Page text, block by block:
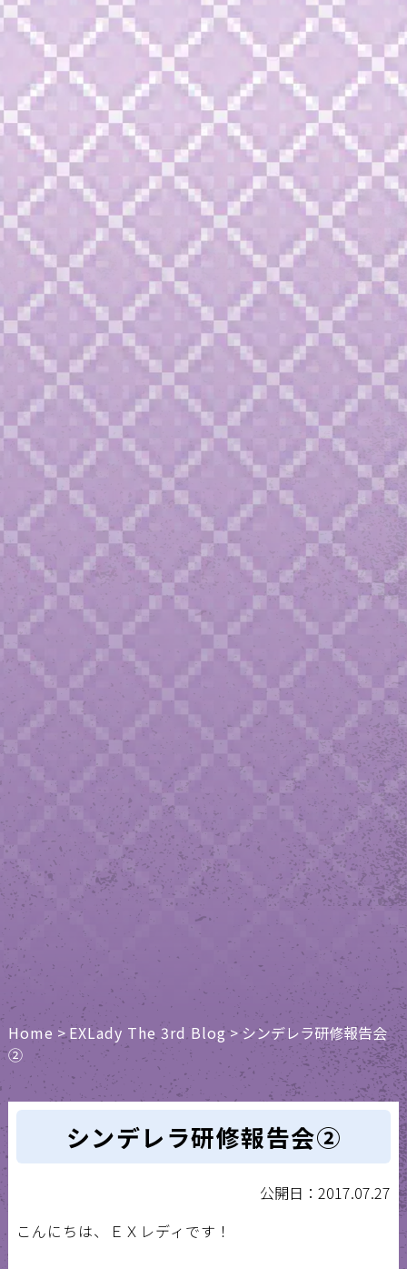
Home>EXLady The 3rd Blog>シンデレラ研修報告会
②
シンデレラ研修報告会②
公開日：2017.07.27
こんにちは、ＥＸレディです！